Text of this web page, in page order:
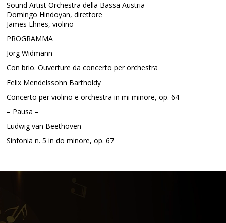
Sound Artist Orchestra della Bassa Austria
Domingo Hindoyan, direttore
James Ehnes, violino
PROGRAMMA
Jörg Widmann
Con brio. Ouverture da concerto per orchestra
Felix Mendelssohn Bartholdy
Concerto per violino e orchestra in mi minore, op. 64
– Pausa –
Ludwig van Beethoven
Sinfonia n. 5 in do minore, op. 67